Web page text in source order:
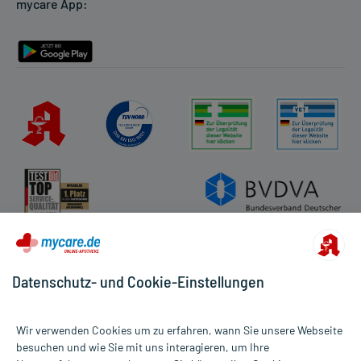
Rückgabe/Widerruf
mycare App:
Datenschutz- und Cookie-Einstellungen
Wir verwenden Cookies um zu erfahren, wann Sie unsere Webseite
besuchen und wie Sie mit uns interagieren, um Ihre